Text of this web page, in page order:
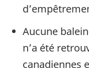
Aucune
n’a été
canadiennes